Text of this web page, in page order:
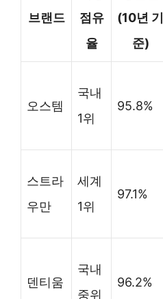
브랜드
점유
율
(10년 기
준)
오스템
국내
1위
95.8%
스트라
우만
세계
1위
97.1%
덴티움
국내
중위
96.2%